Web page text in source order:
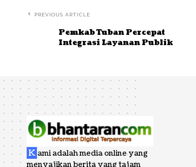
PREVIOUS ARTICLE
Pemkab Tuban Percepat
Integrasi Layanan Publik
K ami adalah media online yang
menyajikan berita yang tajam